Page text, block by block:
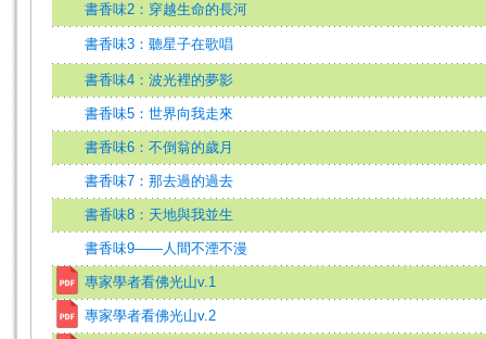
書香味2：穿越生命的長河
書香味3：聽星子在歌唱
書香味4：波光裡的夢影
書香味5：世界向我走來
書香味6：不倒翁的歲月
書香味7：那去過的過去
書香味8：天地與我並生
書香味9——人間不湮不漫
專家學者看佛光山v.1
專家學者看佛光山v.2